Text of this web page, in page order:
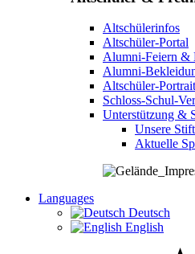
Altschülerinfos
Altschüler-Portal
Alumni-Feiern &
Alumni-
Altschüler-
Schloss-Schul-
Unterstützung &
Unsere
Aktuelle
Languages
Deutsch
English